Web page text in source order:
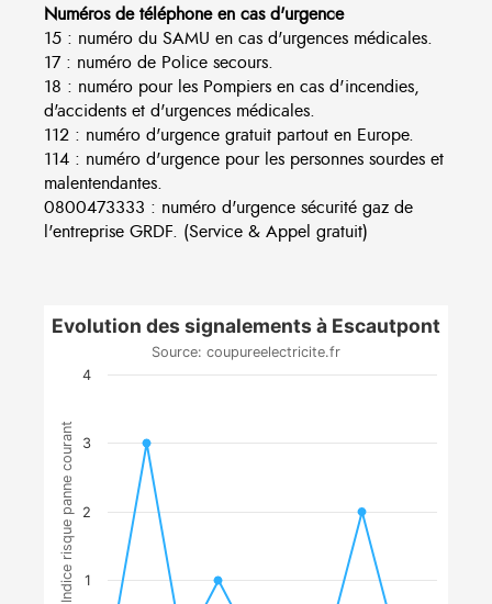
Numéros de téléphone en cas d'urgence
15 : numéro du SAMU en cas d'urgences médicales.
17 : numéro de Police secours.
18 : numéro pour les Pompiers en cas d'incendies,
d'accidents et d'urgences médicales.
112 : numéro d'urgence gratuit partout en Europe.
114 : numéro d'urgence pour les personnes sourdes et
malentendantes.
0800473333 : numéro d'urgence sécurité gaz de
l'entreprise GRDF. (Service & Appel gratuit)
Indice risque panne courant
Evolution des signalements à Escautpont
Source: coupureelectricite.fr
1
2
3
4